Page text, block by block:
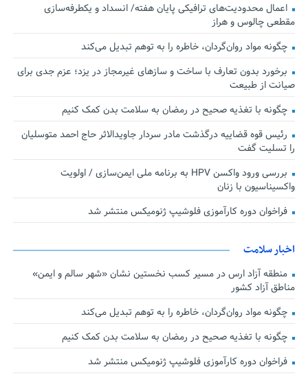
اعمال محدودیت‌های ترافیکی پایان هفته/ انسداد و یکطرفه‌سازی
مقطعی چالوس و هراز
چگونه مواد روان‌گردان، خاطره را به توهم تبدیل می‌کند
برخورد بدون تعارف با ساخت‌ و سازهای غیرمجاز در یزد؛ عزم جدی برای
صیانت از طبیعت
چگونه با تغذیه صحیح در رمضان به سلامت بدن کمک کنیم
رئیس قوه قضاییه درگذشت مادر سردار جاویدالاثر حاج احمد متوسلیان
را تسلیت گفت
بررسی ورود واکسن HPV به برنامه ملی ایمن‌سازی / اولویت
واکسیناسیون با زنان
فراخوان دوره کارآموزی فلوشیپ ژنومیکس منتشر شد
اخبار سلامت
منطقه آزاد ارس در مسیر کسب نخستین نشان «شهر سالم و ایمن»
مناطق آزاد کشور
چگونه مواد روان‌گردان، خاطره را به توهم تبدیل می‌کند
چگونه با تغذیه صحیح در رمضان به سلامت بدن کمک کنیم
فراخوان دوره کارآموزی فلوشیپ ژنومیکس منتشر شد